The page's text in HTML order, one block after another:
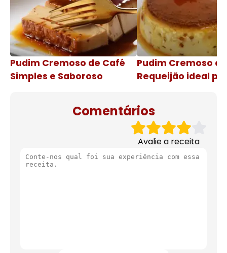
Pudim Cremoso de Café
Simples e Saboroso
Pudim Cremoso
Requeijão ideal
Comentários
Avalie a receita